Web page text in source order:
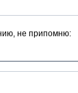
не припомню: